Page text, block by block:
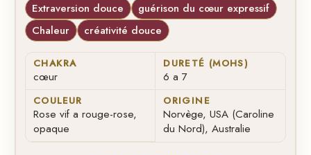
Extraversion douce
guérison du cœur expressif
Chaleur
créativité douce
CHAKRA
cœur
DURETÉ (MOHS)
6 a 7
COULEUR
Rose vif a rouge-rose,
opaque
ORIGINE
Norvège, USA (Caroline
du Nord), Australie